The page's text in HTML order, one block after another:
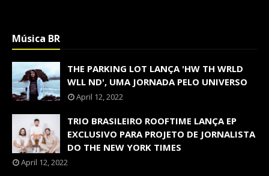
Música BR
THE PARKING LOT LANÇA 'HW TH WRLD
WLL ND', UMA JORNADA PELO UNIVERSO
April 12, 2022
TRIO BRASILEIRO ROOFTIME LANÇA EP
EXCLUSIVO PARA PROJETO DE JORNALISTA
DO THE NEW YORK TIMES
April 12, 2022